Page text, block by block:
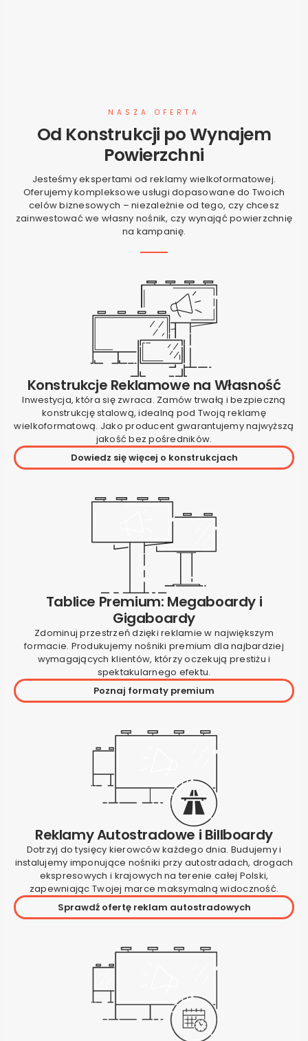
NASZA OFERTA
Od Konstrukcji po Wynajem
Powierzchni
Jesteśmy ekspertami od reklamy wielkoformatowej.
Oferujemy kompleksowe usługi dopasowane do Twoich
celów biznesowych – niezależnie od tego, czy chcesz
zainwestować we własny nośnik, czy wynająć powierzchnię
na kampanię.
Konstrukcje Reklamowe na Własność
Inwestycja, która się zwraca. Zamów trwałą i bezpieczną
konstrukcję stalową, idealną pod Twoją reklamę
wielkoformatową. Jako producent gwarantujemy najwyższą
jakość bez pośredników.
Dowiedz się więcej o konstrukcjach
Tablice Premium: Megaboardy i
Gigaboardy
Zdominuj przestrzeń dzięki reklamie w największym
formacie. Produkujemy nośniki premium dla najbardziej
wymagających klientów, którzy oczekują prestiżu i
spektakularnego efektu.
Poznaj formaty premium
Reklamy Autostradowe i Billboardy
Dotrzyj do tysięcy kierowców każdego dnia. Budujemy i
instalujemy imponujące nośniki przy autostradach, drogach
ekspresowych i krajowych na terenie całej Polski,
zapewniając Twojej marce maksymalną widoczność.
Sprawdź ofertę reklam autostradowych